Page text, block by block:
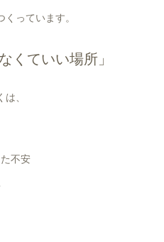
くっています。
くていい場所」
、
不安